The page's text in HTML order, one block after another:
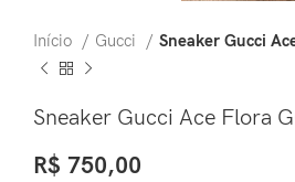
Início Gucci Sneaker Gucci
Sneaker Gucci Ace Flora
R$ 750,00